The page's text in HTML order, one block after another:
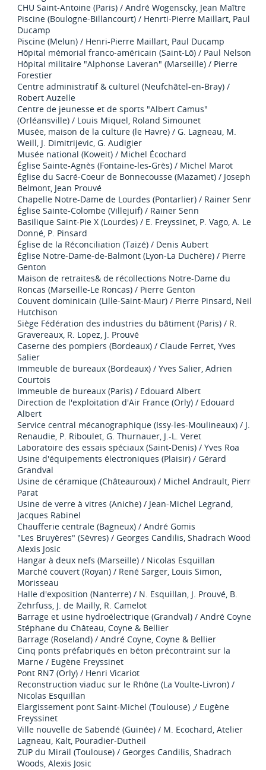
CHU Saint-Antoine (Paris) / André Wogenscky, Jean Maître
Piscine (Boulogne-Billancourt) / Henrti-Pierre Maillart, Paul
Ducamp
Piscine (Melun) / Henri-Pierre Maillart, Paul Ducamp
Hôpital mémorial franco-américain (Saint-Lô) / Paul Nelson
Hôpital militaire "Alphonse Laveran" (Marseille) / Pierre
Forestier
Centre administratif & culturel (Neufchâtel-en-Bray) /
Robert Auzelle
Centre de jeunesse et de sports "Albert Camus"
(Orléansville) / Louis Miquel, Roland Simounet
Musée, maison de la culture (le Havre) / G. Lagneau, M.
Weill, J. Dimitrijevic, G. Audigier
Musée national (Koweit) / Michel Écochard
Église Sainte-Agnès (Fontaine-les-Grès) / Michel Marot
Église du Sacré-Coeur de Bonnecousse (Mazamet) / Joseph
Belmont, Jean Prouvé
Chapelle Notre-Dame de Lourdes (Pontarlier) / Rainer Senn
Église Sainte-Colombe (Villejuif) / Rainer Senn
Basilique Saint-Pie X (Lourdes) / E. Freyssinet, P. Vago, A. Le
Donné, P. Pinsard
Église de la Réconciliation (Taizé) / Denis Aubert
Église Notre-Dame-de-Balmont (Lyon-La Duchère) / Pierre
Genton
Maison de retraites& de récollections Notre-Dame du
Roncas (Marseille-Le Roncas) / Pierre Genton
Couvent dominicain (Lille-Saint-Maur) / Pierre Pinsard, Neil
Hutchison
Siège Fédération des industries du bâtiment (Paris) / R.
Gravereaux, R. Lopez, J. Prouvé
Caserne des pompiers (Bordeaux) / Claude Ferret, Yves
Salier
Immeuble de bureaux (Bordeaux) / Yves Salier, Adrien
Courtois
Immeuble de bureaux (Paris) / Edouard Albert
Direction de l'exploitation d'Air France (Orly) / Edouard
Albert
Service central mécanographique (Issy-les-Moulineaux) / J.
Renaudie, P. Riboulet, G. Thurnauer, J.-L. Veret
Laboratoire des essais spéciaux (Saint-Denis) / Yves Roa
Usine d'équipements électroniques (Plaisir) / Gérard
Grandval
Usine de céramique (Châteauroux) / Michel Andrault, Pierre
Parat
Usine de verre à vitres (Aniche) / Jean-Michel Legrand,
Jacques Rabinel
Chaufferie centrale (Bagneux) / André Gomis
"Les Bruyères" (Sèvres) / Georges Candilis, Shadrach Woods,
Alexis Josic
Hangar à deux nefs (Marseille) / Nicolas Esquillan
Marché couvert (Royan) / René Sarger, Louis Simon,
Morisseau
Halle d'exposition (Nanterre) / N. Esquillan, J. Prouvé, B.
Zehrfuss, J. de Mailly, R. Camelot
Barrage et usine hydroélectrique (Grandval) / André Coyne,
Stéphane du Château, Coyne & Bellier
Barrage (Roseland) / André Coyne, Coyne & Bellier
Cinq ponts préfabriqués en béton précontraint sur la
Marne / Eugène Freyssinet
Pont RN7 (Orly) / Henri Vicariot
Reconstruction viaduc sur le Rhône (La Voulte-Livron) /
Nicolas Esquillan
Elargissement pont Saint-Michel (Toulouse) ,/ Eugène
Freyssinet
Ville nouvelle de Sabendé (Guinée) / M. Ecochard, Atelier
Lagneau, Kalt, Pouradier-Dutheil
ZUP du Mirail (Toulouse) / Georges Candilis, Shadrach
Woods, Alexis Josic